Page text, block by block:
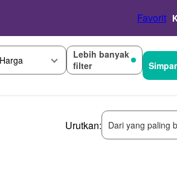
Favorit
Harga
Lebih banyak
filter
Urutkan: Dari yang paling